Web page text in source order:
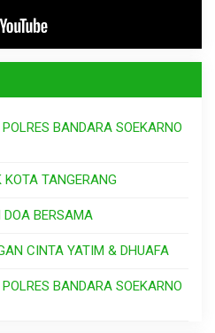
BANDARA SOEKARNO
TANGERANG
BERSAMA
CINTA YATIM & DHUAFA
BANDARA SOEKARNO